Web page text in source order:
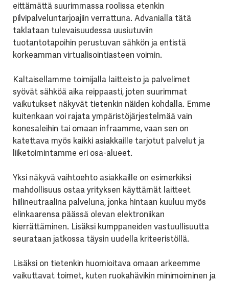
eittämättä suurimmassa roolissa etenkin
pilvipalveluntarjoajiin verrattuna. Advanialla tätä
taklataan tulevaisuudessa uusiutuviin
tuotantotapoihin perustuvan sähkön ja entistä
korkeamman virtualisointiasteen voimin.
Kaltaisellamme toimijalla laitteisto ja palvelimet
syövät sähköä aika reippaasti, joten suurimmat
vaikutukset näkyvät tietenkin näiden kohdalla. Emme
kuitenkaan voi rajata ympäristöjärjestelmää vain
konesaleihin tai omaan infraamme, vaan sen on
katettava myös kaikki asiakkaille tarjotut palvelut ja
liiketoimintamme eri osa-alueet.
Yksi näkyvä vaihtoehto asiakkaille on esimerkiksi
mahdollisuus ostaa yrityksen käyttämät laitteet
hiilineutraalina palveluna, jonka hintaan kuuluu myös
elinkaarensa päässä olevan elektroniikan
kierrättäminen. Lisäksi kumppaneiden vastuullisuutta
seurataan jatkossa täysin uudella kriteeristöllä.
Lisäksi on tietenkin huomioitava omaan arkeemme
vaikuttavat toimet, kuten ruokahävikin minimoiminen ja